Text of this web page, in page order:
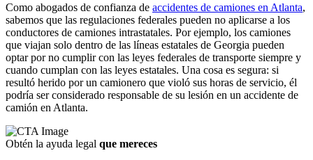
Como abogados de confianza de accidentes de camiones en Atlanta,
sabemos que las regulaciones federales pueden no aplicarse a los
conductores de camiones intrastatales. Por ejemplo, los camiones
que viajan solo dentro de las líneas estatales de Georgia pueden
optar por no cumplir con las leyes federales de transporte siempre y
cuando cumplan con las leyes estatales. Una cosa es segura: si
resultó herido por un camionero que violó sus horas de servicio, él
podría ser considerado responsable de su lesión en un accidente de
camión en Atlanta.
Obtén la ayuda legal que mereces